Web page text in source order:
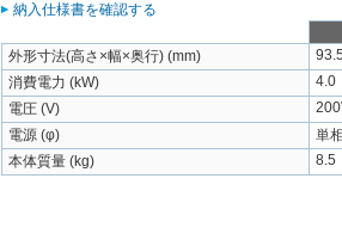
納入仕様書を確認する
外形寸法(高さ×幅×奥行) (mm)
消費電力 (kW)
4.0
電圧 (V)
電源 (φ)
単相
本体質量 (kg)
8.5